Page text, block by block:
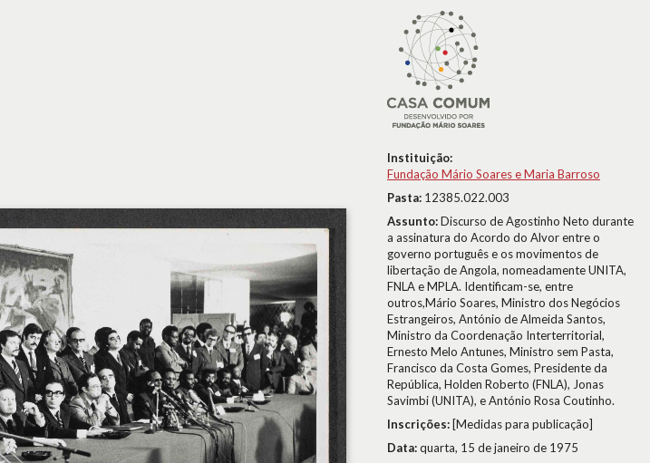
Instituição:
Fundação Mário Soares e Maria Barroso
Pasta: 12385.022.003
Assunto:Discurso de Agostinho Neto durante
a assinatura do Acordo do Alvor entre o
governo português e os movimentos de
libertação de Angola, nomeadamente UNITA,
FNLA e MPLA. Identificam-se, entre
outros,Mário Soares, Ministro dos Negócios
Estrangeiros, António de Almeida Santos,
Ministro da Coordenação Interterritorial,
Ernesto Melo Antunes, Ministro sem Pasta,
Francisco da Costa Gomes, Presidente da
República, Holden Roberto (FNLA), Jonas
Savimbi (UNITA), e António Rosa Coutinho.
Inscrições: [Medidas para publicação]
Data:quarta, 15 de janeiro de 1975